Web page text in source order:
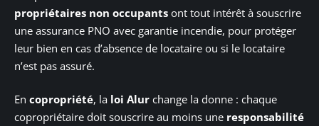
propriétaires non occupants ont tout intérêt à souscrire
une assurance PNO avec garantie incendie, pour protéger
leur bien en cas d’absence de locataire ou si le locataire
n’est pas assuré.
En copropriété, la loi Alur change la donne : chaque
copropriétaire doit souscrire au moins une responsabilité